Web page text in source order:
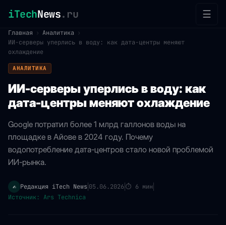
iTechNews.ru ☰
Главная › Аналитика
›
ИИ-серверы уперлись в воду: как дата-центры меняют
охлаждение
АНАЛИТИКА
ИИ-серверы уперлись в воду: как
дата-центры меняют охлаждение
Google потратил более 1 млрд галлонов воды на
площадке в Айове в 2024 году. Почему
водопотребление дата-центров стало новой проблемой
ИИ-рынка.
✍️ Редакция iTech News 05.06.2026⏱ 6 мин
Источник: Ars Technica